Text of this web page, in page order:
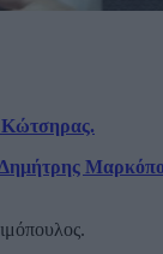
Κώτσηρας.